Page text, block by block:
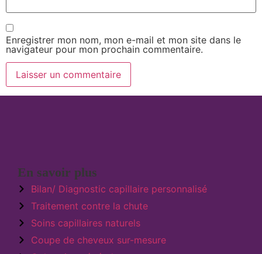
Enregistrer mon nom, mon e-mail et mon site dans le
navigateur pour mon prochain commentaire.
En savoir plus
Bilan/ Diagnostic capillaire personnalisé
Traitement contre la chute
Soins capillaires naturels
Coupe de cheveux sur-mesure